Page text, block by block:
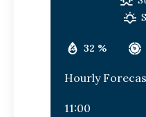
32 %
Hourly
11:00